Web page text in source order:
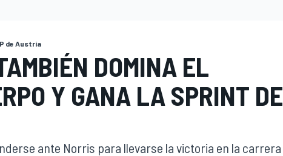
de Austria
DOMINA EL
Y GANA LA SPRINT DE
ante Norris para llevarse la victoria en la carrera